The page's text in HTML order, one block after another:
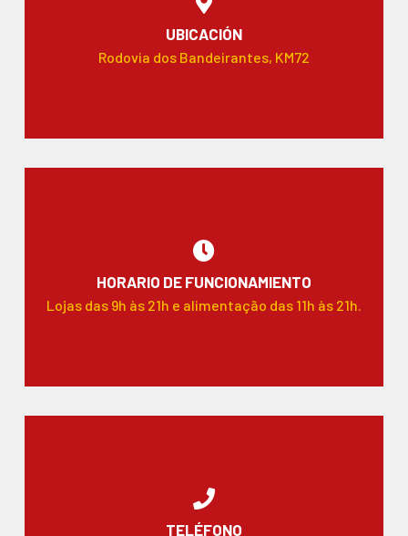
UBICACIÓN
Rodovia dos Bandeirantes, KM72
HORARIO DE FUNCIONAMIENTO
Lojas das 9h às 21h e alimentação das 11h às 21h.
TELÉFONO